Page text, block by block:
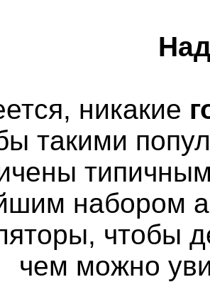
никакие
такими
набором
чтобы
чем можно